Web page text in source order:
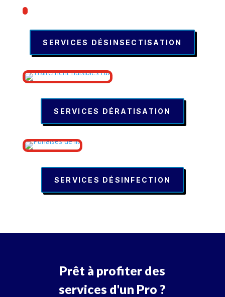
SERVICES DÉSINSECTISATION
SERVICES DÉRATISATION
SERVICES DÉSINFECTION
Prêt à profiter des
services d'un Pro ?